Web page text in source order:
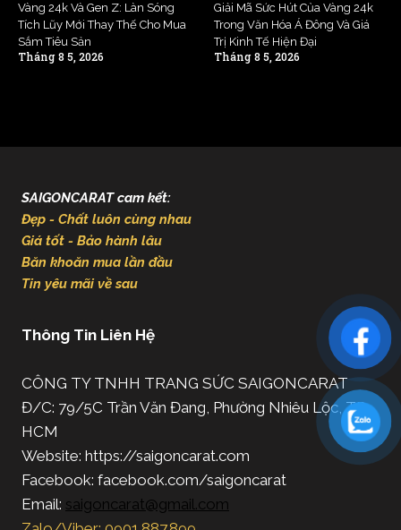
Vàng 24k Và Gen Z: Làn Sóng
Tích Lũy Mới Thay Thế Cho Mua
Sắm Tiêu Sản
Tháng 8 5, 2026
Giải Mã Sức Hút Của Vàng 24k
Trong Văn Hóa Á Đông Và Giá
Trị Kinh Tế Hiện Đại
Tháng 8 5, 2026
SAIGONCARAT cam kết:
Đẹp - Chất luôn cùng nhau
Giá tốt - Bảo hành lâu
Băn khoăn mua lần đầu
Tin yêu mãi về sau
Thông Tin Liên Hệ
CÔNG TY TNHH TRANG SỨC SAIGONCARAT
Đ/C: 79/5C Trần Văn Đang, Phường Nhiêu Lộc, TP.
HCM
Website: https://saigoncarat.com
Facebook: facebook.com/saigoncarat
Email: saigoncarat@gmail.com